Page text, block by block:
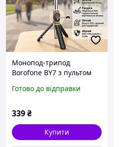
Монопод-трипод
Borofone BY7 з пультом
Готово до відправки
339₴
Купити